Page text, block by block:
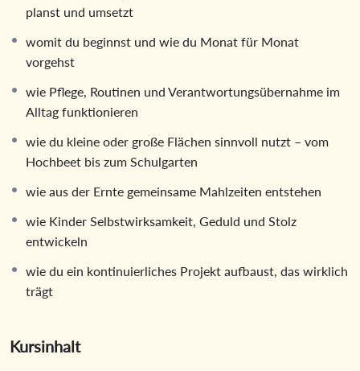
planst und umsetzt
womit du beginnst und wie du Monat für Monat
vorgehst
wie Pflege, Routinen und Verantwortungsübernahme im
Alltag funktionieren
wie du kleine oder große Flächen sinnvoll nutzt – vom
Hochbeet bis zum Schulgarten
wie aus der Ernte gemeinsame Mahlzeiten entstehen
wie Kinder Selbstwirksamkeit, Geduld und Stolz
entwickeln
wie du ein kontinuierliches Projekt aufbaust, das wirklich
trägt
Kursinhalt